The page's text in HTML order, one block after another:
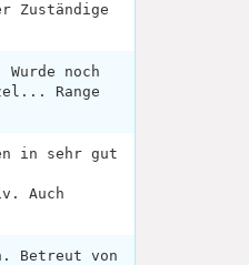
Zuständige
noch
Range
in sehr gut
Auch
Betreut von